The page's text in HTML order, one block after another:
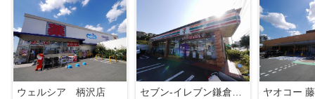
ウェルシア 柄沢店
セブン-イレブン鎌倉城廻店
ヤオコー